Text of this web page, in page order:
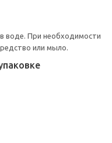
воде. При необходимости
или мыло.